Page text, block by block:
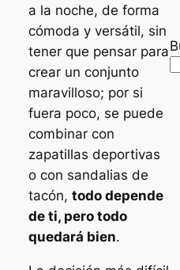
a la noche, de forma
cómoda y versátil, sin
tener que pensar para
crear un conjunto
maravilloso; por si
fuera poco, se puede
combinar con
zapatillas deportivas
o con sandalias de
tacón, todo depende
de ti, pero todo
quedará bien.